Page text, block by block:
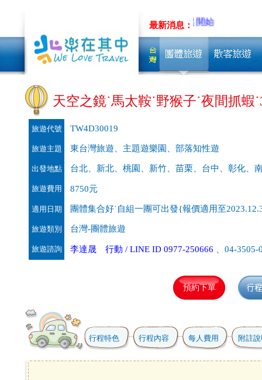
最新消息：
天空之鏡˙馬太鞍˙野猴子˙夜間抓蝦
旅遊代號 TW4D30019
旅遊主題 東台灣旅遊、主題遊樂園、部落知性遊
出發地點 台北、新北、桃園、新竹、苗栗、台中、彰化、
旅遊費用 8750元
適用日期 團體集合好˙自組一團可出發{報價適用至
旅遊類別 台灣-團體旅遊
旅遊諮詢 李達晟 行動 / LINE ID 0977-250666 、04-3505-
行程特色 行程內容 每人費用 附註